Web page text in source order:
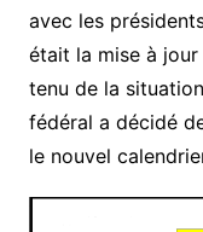
avec les
était la mise à
tenu de la
fédéral a décidé
le nouvel